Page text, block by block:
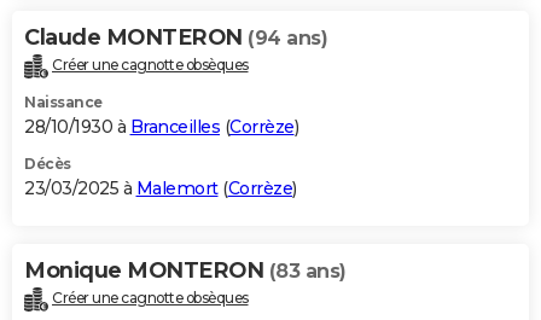
Bricolage
Lifestyle
Culture
Sport
Auto
Television
Voyage
Cinema
Claude MONTERON (94 ans)
Créer une cagnotte obsèques
Naissance
28/10/1930 à Branceilles (Corrèze)
Décès
23/03/2025 à Malemort(Corrèze)
Monique MONTERON (83 ans)
Créer une cagnotte obsèques